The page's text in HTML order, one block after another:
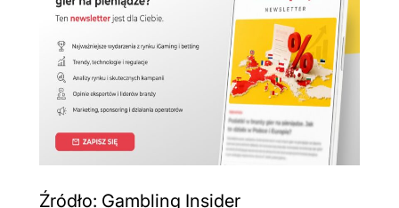
Źródło: Gambling Insider